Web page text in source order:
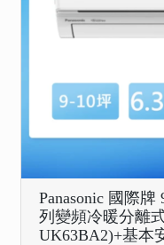
Panasonic 國際
列變頻冷暖分離
UK63BA2)+基本